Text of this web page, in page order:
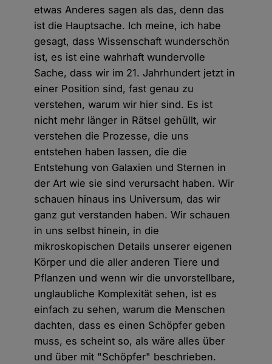
etwas Anderes sagen als das, denn das
ist die Hauptsache. Ich meine, ich habe
gesagt, dass Wissenschaft wunderschön
ist, es ist eine wahrhaft wundervolle
Sache, dass wir im 21. Jahrhundert jetzt in
einer Position sind, fast genau zu
verstehen, warum wir hier sind. Es ist
nicht mehr länger in Rätsel gehüllt, wir
verstehen die Prozesse, die uns
entstehen haben lassen, die die
Entstehung von Galaxien und Sternen in
der Art wie sie sind verursacht haben. Wir
schauen hinaus ins Universum, das wir
ganz gut verstanden haben. Wir schauen
in uns selbst hinein, in die
mikroskopischen Details unserer eigenen
Körper und die aller anderen Tiere und
Pflanzen und wenn wir die unvorstellbare,
unglaubliche Komplexität sehen, ist es
einfach zu sehen, warum die Menschen
dachten, dass es einen Schöpfer geben
muss, es scheint so, als wäre alles über
und über mit "Schöpfer" beschrieben.